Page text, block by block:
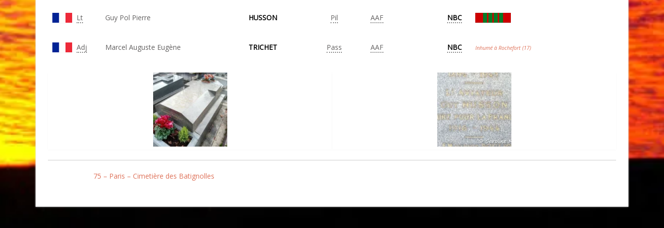
Lt Guy Pol Pierre HUSSON Pil AAF NBC
Adj Marcel Auguste Eugène TRICHET Pass AAF NBC Inhumé à Rochefort (17)
75 – Paris – Cimetière des Batignolles